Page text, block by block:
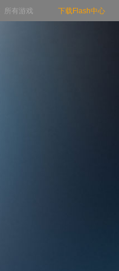
下载Flash中心
所有游戏